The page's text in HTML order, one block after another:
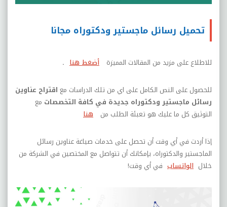
تحميل رسائل ماجستير ودكتوراه مجانا
للاطلاع على مزيد من المقالات المميزة أضغط هنا .
للحصول على النص الكامل على اي من تلك الدراسات مع اقتراح عناوين
رسائل ماجستير ودكتوراه جديدة في كافة التخصصات مع
التوثيق كل ما عليك هو تعبئة الطلب من هنا
إذا أردت في أي وقت أن تحصل على خدمات صياغة عناوين رسائل
الماجستير والدكتوراه، بإمكانك أن تتواصل مع المختصين في الشركة من
خلال الواتساب في أي وقت!